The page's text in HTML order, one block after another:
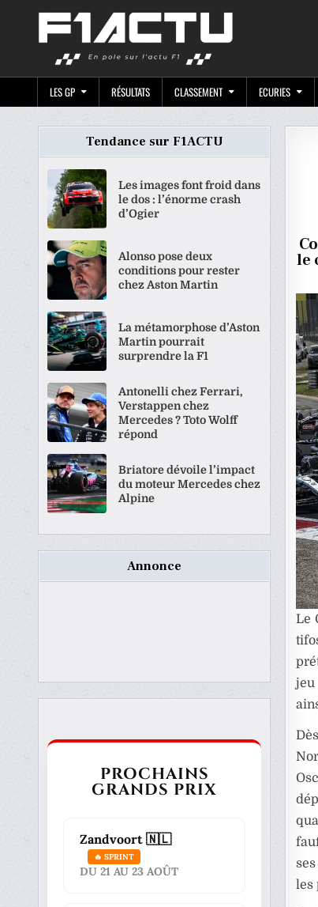
LES GP RÉSULTATS CLASSEMENT ECURIES
le
Le
les
Tendance sur F1ACTU
Les images font froid dans
le dos : l’énorme crash
d’Ogier
Alonso pose deux
conditions pour rester
chez Aston Martin
La métamorphose d’Aston
Martin pourrait
surprendre la F1
Antonelli chez Ferrari,
Verstappen chez
Mercedes ? Toto Wolff
répond
Briatore dévoile l’impact
du moteur Mercedes chez
Alpine
Annonce
PROCHAINS
GRANDS PRIX
Zandvoort 🇳🇱
🔥 SPRINT
DU 21 AU 23 AOÛT